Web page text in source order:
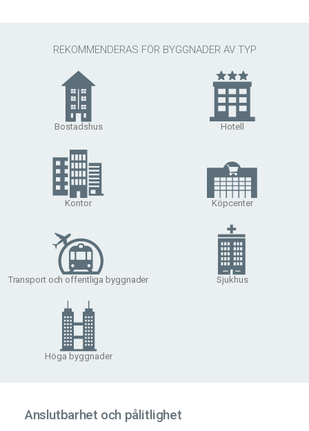
REKOMMENDERAS FÖR BYGGNADER AV TYP
Bostadshus
Kontor
Transport och offentliga byggnader
Höga byggnader
Hotell
Köpcenter
Sjukhus
Anslutbarhet och pålitlighet